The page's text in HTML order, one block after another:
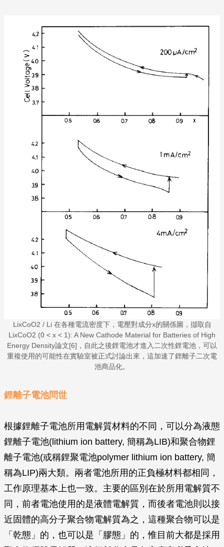
LixCoO2 / Li 在各種電流密度下，電壓對成分x的關係圖，擷取自
LixCoO2 (0 < x < 1): A New Cathode Material for Batteries of High
Energy Density論文[6]，自此之後鋰電池才進入二次性鋰電池，可以
重複使用的可能性在實驗室被正式討論出來，這加速了鋰離子二次電
池商品化。
鋰離子電池問世
根據鋰離子電池所用電解質材料的不同，可以分為液態
鋰離子電池(lithium ion battery, 簡稱為LIB)和聚合物鋰
離子電池(或稱鋰聚電池polymer lithium ion battery, 簡
稱為LIP)兩大類。兩者電池所用的正負極材料都相同，
工作原理基本上也一致。主要的區別在於所用電解質不
同，前者電池使用的是液體電解質，而後者電池則以接
近固體的高分子聚合物電解質為之，這種聚合物可以是
「乾態」的，也可以是「膠態」的，惟目前大都是採用